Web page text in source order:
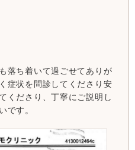
落ち着いて過ごせてありが
症状を問診してくださり安
くださり、丁寧にご説明し
です。